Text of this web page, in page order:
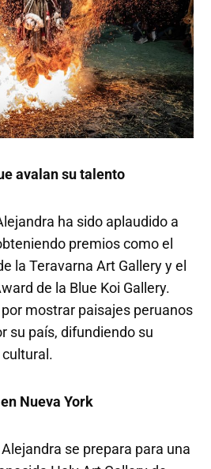
avalan su talento
ha sido aplaudido a
premios como el
la Teravarna Art Gallery y el
de la Blue Koi Gallery.
mostrar paisajes peruanos
su país, difundiendo su
Nueva York
se prepara para una